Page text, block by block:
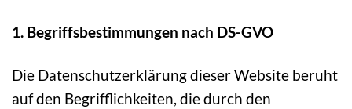
1. Begriffsbestimmungen nach DS-GVO
Die Datenschutzerklärung dieser Website beruht
auf den Begrifflichkeiten, die durch den